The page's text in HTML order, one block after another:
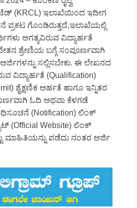
(KRCL) ಇಲಾಖೆಯಿಂದ ಇದೀಗ
ಗೊಂಡಿರುತ್ತದೆ,ಇಲಾಖೆಯಲ್ಲಿ
ಅಗತ್ಯವಿರುವ ವಿದ್ಯಾರ್ಹತೆ
ಶ್ರೇಣಿಯ ಬಗ್ಗೆ ಸಂಪೂರ್ಣವಾಗಿ
ಸಲ್ಲಿಸಬೇಕು. ಈ ಲೇಖನದ
ವಿದ್ಯಾರ್ಹತೆ (Qualification)
ಶೈಕ್ಷಣಿಕ ಅರ್ಹತೆ ಹಾಗೂ ಇನ್ನಿತರ
ಓದಿ ಅಥವಾ ಕೆಳಗಡೆ
(Notification) ಲಿಂಕ್
(Official Website) ಲಿಂಕ್
ಮಾಹಿತಿಯನ್ನು ಪಡೆದು ನಂತರ ಅರ್ಜಿ